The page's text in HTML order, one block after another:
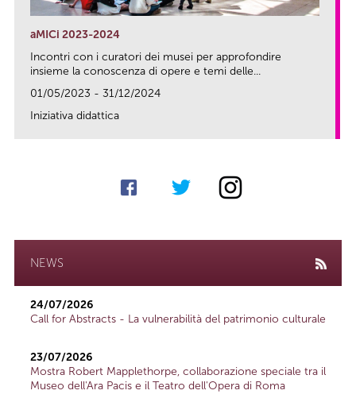
aMICi 2023-2024
Incontri con i curatori dei musei per approfondire
insieme la conoscenza di opere e temi delle...
01/05/2023 - 31/12/2024
Iniziativa didattica
NEWS
24/07/2026
Call for Abstracts - La vulnerabilità del patrimonio culturale
23/07/2026
Mostra Robert Mapplethorpe, collaborazione speciale tra il
Museo dell'Ara Pacis e il Teatro dell'Opera di Roma